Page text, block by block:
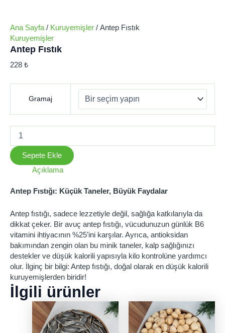
Ana Sayfa / Kuruyemişler / Antep Fıstık
Kuruyemişler
Antep Fıstık
228 ₺
Gramaj
Sepete Ekle
Açıklama
Antep Fıstığı: Küçük Taneler, Büyük Faydalar
Antep fıstığı, sadece lezzetiyle değil, sağlığa katkılarıyla da
dikkat çeker. Bir avuç antep fıstığı, vücudunuzun günlük B6
vitamini ihtiyacının %25’ini karşılar. Ayrıca, antioksidan
bakımından zengin olan bu minik taneler, kalp sağlığınızı
destekler ve düşük kalorili yapısıyla kilo kontrolüne yardımcı
olur. İlginç bir bilgi: Antep fıstığı, doğal olarak en düşük kalorili
kuruyemişlerden biridir!
İlgili ürünler